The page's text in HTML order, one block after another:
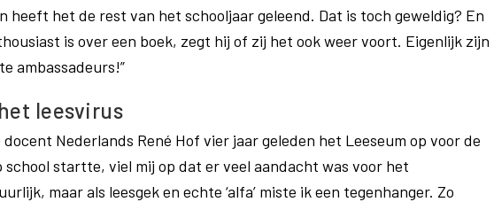
heeft het de rest van het schooljaar geleend. Dat is toch geweldig? En
is over een boek, zegt hij of zij het ook weer voort. Eigenlijk zijn
ambassadeurs!”
leesvirus
Nederlands René Hof vier jaar geleden het Leeseum op voor de
school startte, viel mij op dat er veel aandacht was voor het
maar als leesgek en echte ‘alfa’ miste ik een tegenhanger. Zo